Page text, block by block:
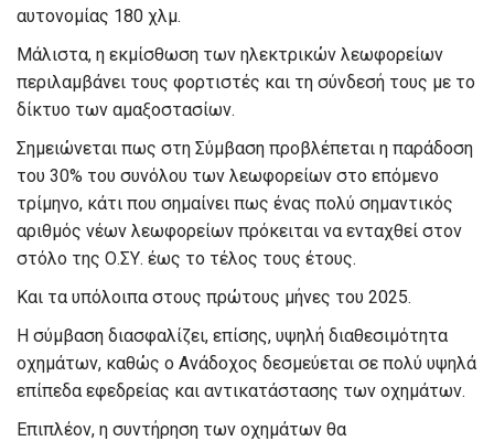
αυτονομίας 180 χλμ.
Μάλιστα, η εκμίσθωση των ηλεκτρικών λεωφορείων
περιλαμβάνει τους φορτιστές και τη σύνδεσή τους με το
δίκτυο των αμαξοστασίων.
Σημειώνεται πως στη Σύμβαση προβλέπεται η παράδοση
του 30% του συνόλου των λεωφορείων στο επόμενο
τρίμηνο, κάτι που σημαίνει πως ένας πολύ σημαντικός
αριθμός νέων λεωφορείων πρόκειται να ενταχθεί στον
στόλο της Ο.ΣΥ. έως το τέλος τους έτους.
Και τα υπόλοιπα στους πρώτους μήνες του 2025.
Η σύμβαση διασφαλίζει, επίσης, υψηλή διαθεσιμότητα
οχημάτων, καθώς ο Ανάδοχος δεσμεύεται σε πολύ υψηλά
επίπεδα εφεδρείας και αντικατάστασης των οχημάτων.
Επιπλέον, η συντήρηση των οχημάτων θα